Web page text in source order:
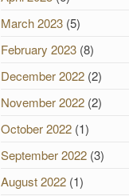
March 2023(5)
February 2023(8)
December 2022(2)
November 2022(2)
October 2022(1)
September 2022(3)
August 2022(1)